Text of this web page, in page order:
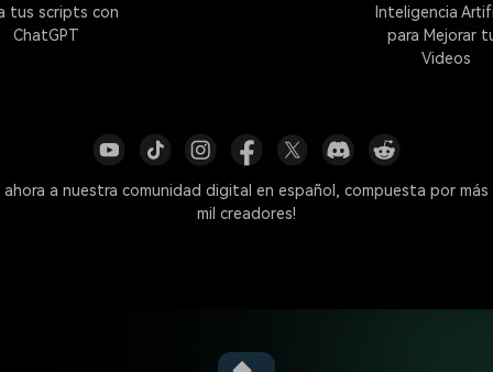
tus scripts con
ChatGPT
Inteligencia
para Mejorar
Videos
ahora a nuestra comunidad digital en español, compuesta por más
mil creadores!